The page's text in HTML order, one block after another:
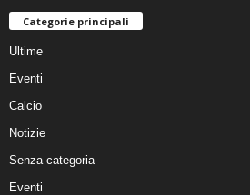
Categorie principali
Ultime
Eventi
Calcio
Notizie
Senza categoria
Eventi